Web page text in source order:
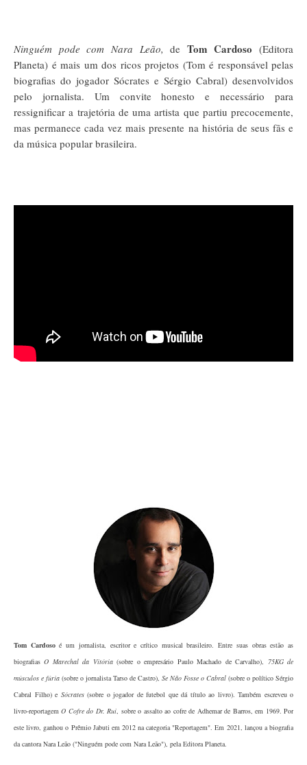
Ninguém pode com Nara Leão,de Tom Cardoso (Editora
Planeta) é mais um dos ricos projetos (Tom é responsável pelas
biografias do jogador Sócrates e Sérgio Cabral) desenvolvidos
pelo jornalista. Um convite honesto e necessário para
ressignificar a trajetória de uma artista que partiu precocemente,
mas permanece cada vez mais presente na história de seus fãs e
da música popular brasileira.
Tom Cardosoé um jornalista, escritor e crítico musical brasileiro. Entre suas obras estão as
biografiasO Marechal da Vitória(sobre o empresário Paulo Machado de Carvalho), 75KG de
músculos e fúria (sobre o jornalista Tarso de Castro), Se Não Fosse o Cabral (sobre o político Sérgio
Cabral Filho) e Sócrates(sobre o jogador de futebol que dá título ao livro). Também escreveu o
livro-reportagemO Cofre do Dr. Rui, sobre o assalto ao cofre de Adhemar de Barros, em 1969. Por
este livro, ganhou o Prêmio Jabuti em 2012 na categoria "Reportagem". Em 2021, lançou a biografia
da cantora Nara Leão ("Ninguém pode com Nara Leão"), pela Editora Planeta.